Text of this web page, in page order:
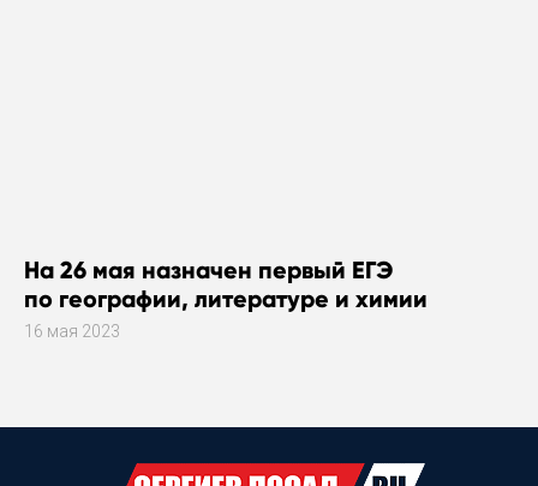
На 26 мая назначен первый ЕГЭ
по географии, литературе и химии
16 мая 2023